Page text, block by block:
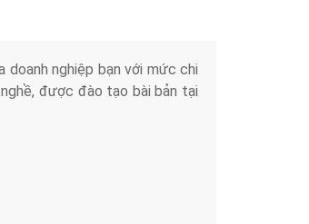
nghiệp bạn với mức chi
được đào tạo bài bản tại